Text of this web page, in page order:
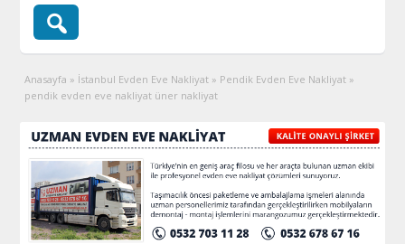
Anasayfa » İstanbul Evden Eve Nakliyat » Pendik Evden Eve Nakliyat »
pendik evden eve nakliyat üner nakliyat